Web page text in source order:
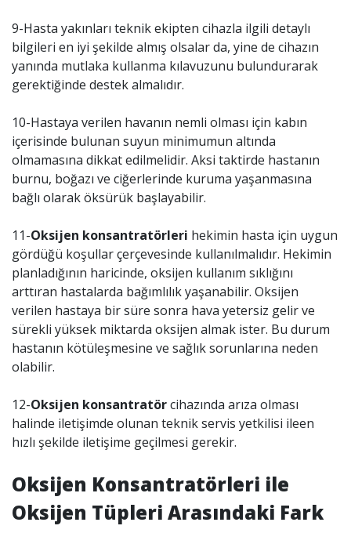
9-Hasta yakınları teknik ekipten cihazla ilgili detaylı
bilgileri en iyi şekilde almış olsalar da, yine de cihazın
yanında mutlaka kullanma kılavuzunu bulundurarak
gerektiğinde destek almalıdır.
10-Hastaya verilen havanın nemli olması için kabın
içerisinde bulunan suyun minimumun altında
olmamasına dikkat edilmelidir. Aksi taktirde hastanın
burnu, boğazı ve ciğerlerinde kuruma yaşanmasına
bağlı olarak öksürük başlayabilir.
11-Oksijen konsantratörleri hekimin hasta için uygun
gördüğü koşullar çerçevesinde kullanılmalıdır. Hekimin
planladığının haricinde, oksijen kullanım sıklığını
arttıran hastalarda bağımlılık yaşanabilir. Oksijen
verilen hastaya bir süre sonra hava yetersiz gelir ve
sürekli yüksek miktarda oksijen almak ister. Bu durum
hastanın kötüleşmesine ve sağlık sorunlarına neden
olabilir.
12-Oksijen konsantratörcihazında arıza olması
halinde iletişimde olunan teknik servis yetkilisi ileen
hızlı şekilde iletişime geçilmesi gerekir.
Oksijen Konsantratörleri ile
Oksijen Tüpleri Arasındaki Fark